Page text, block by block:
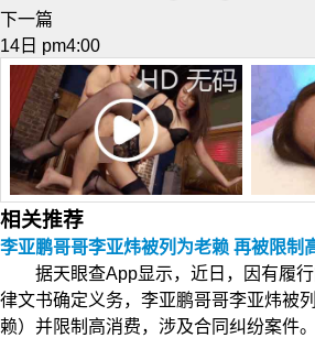
下一篇
14日 pm4:00
相关推荐
李亚鹏哥哥李亚炜被列为老赖 再被限制
据天眼查App显示，近日，因有履行
律文书确定义务，李亚鹏哥哥李亚炜被
赖）并限制高消费，涉及合同纠纷案件